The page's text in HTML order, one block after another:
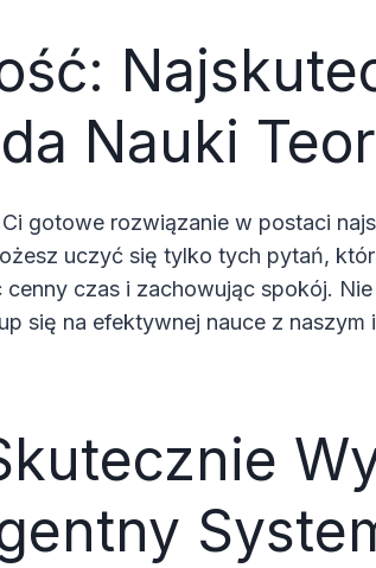
Nauki
gotowe rozwiązanie w postaci
uczyć się tylko tych pytań,
czas i zachowując spokój.
się na efektywnej nauce z naszym